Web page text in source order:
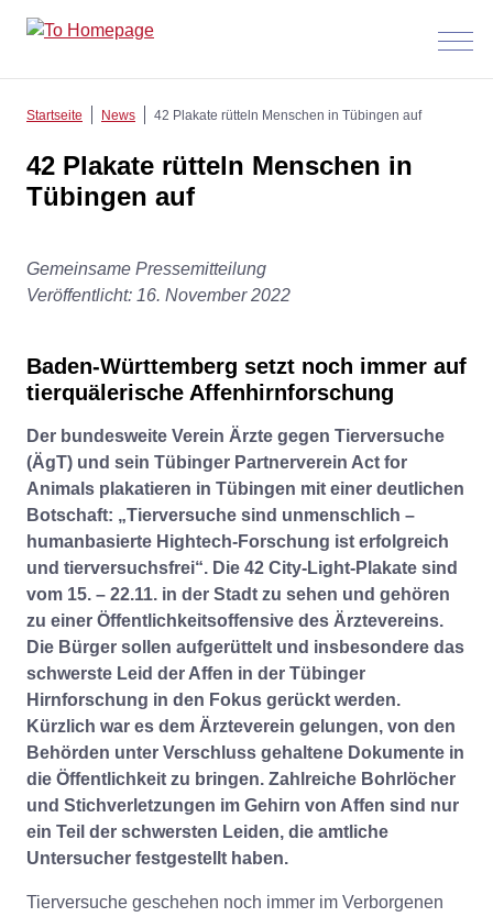
Menü
Startseite News 42 Plakate rütteln Menschen in Tübingen auf
42 Plakate rütteln Menschen in
Tübingen auf
Gemeinsame Pressemitteilung
Veröffentlicht: 16. November 2022
Baden-Württemberg setzt noch immer auf
tierquälerische Affenhirnforschung
Der bundesweite Verein Ärzte gegen Tierversuche
(ÄgT) und sein Tübinger Partnerverein Act for
Animals plakatieren in Tübingen mit einer deutlichen
Botschaft: „Tierversuche sind unmenschlich –
humanbasierte Hightech-Forschung ist erfolgreich
und tierversuchsfrei“. Die 42 City-Light-Plakate sind
vom 15. – 22.11. in der Stadt zu sehen und gehören
zu einer Öffentlichkeitsoffensive des Ärztevereins.
Die Bürger sollen aufgerüttelt und insbesondere das
schwerste Leid der Affen in der Tübinger
Hirnforschung in den Fokus gerückt werden.
Kürzlich war es dem Ärzteverein gelungen, von den
Behörden unter Verschluss gehaltene Dokumente in
die Öffentlichkeit zu bringen. Zahlreiche Bohrlöcher
und Stichverletzungen im Gehirn von Affen sind nur
ein Teil der schwersten Leiden, die amtliche
Untersucher festgestellt haben.
Tierversuche geschehen noch immer im Verborgenen